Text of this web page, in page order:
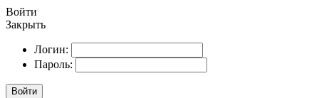
Войти
Закрыть
Логин:
Пароль:
Войти